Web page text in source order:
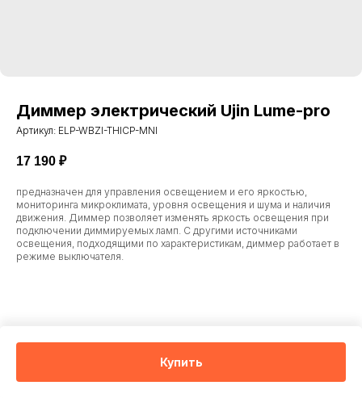
Диммер электрический Ujin Lume-pro
Артикул: ELP-WBZI-THICP-MNI
17 190 ₽
Купить
предназначен для управления освещением и его яркостью,
мониторинга микроклимата, уровня освещения и шума и наличия
движения. Диммер позволяет изменять яркость освещения при
подключении диммируемых ламп. С другими источниками
освещения, подходящими по характеристикам, диммер работает в
режиме выключателя.